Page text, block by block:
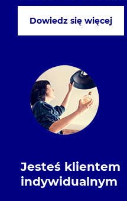
Dowiedz się więcej
Jesteś klientem
indywidualnym